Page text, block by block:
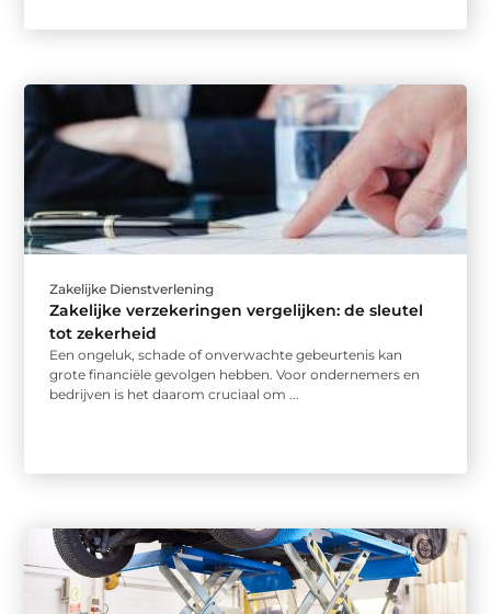
Zakelijke Dienstverlening
Zakelijke verzekeringen vergelijken: de sleutel
tot zekerheid
Een ongeluk, schade of onverwachte gebeurtenis kan
grote financiële gevolgen hebben. Voor ondernemers en
bedrijven is het daarom cruciaal om ...